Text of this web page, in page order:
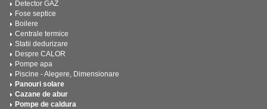
Detector GAZ
Fose septice
Boilere
Centrale termice
Statii dedurizare
Despre CALOR
Pompe apa
Piscine - Alegere, Dimensionare
Panouri solare
Cazane de abur
Pompe de caldura